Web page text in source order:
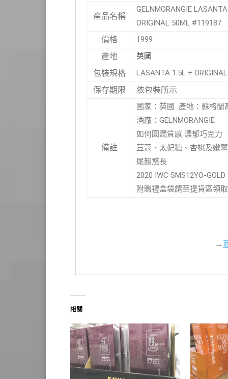
產品名稱
GELNMORANGIE
ORIGINAL 50ML #119187
價格 1999
產地 英國
包裝規格 LASANTA 1.5L +
保存期限 依包裝所示
備註
國家：英國 產地：蘇格蘭
酒廠：GELNMORANGIE
如何圓潤質感 濃郁巧克力
荳蔻、太妃糖、杏桃及嫩
尾韻悠長
2020 IWC SMS12YO-GOLD
附贈禮盒袋請至提貨區領取
→
相關